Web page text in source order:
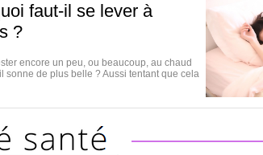
faut-il se lever à
?
encore un peu, ou beaucoup, au chaud
sonne de plus belle ? Aussi tentant que cela